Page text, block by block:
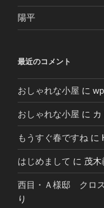
陽平
最近のコメント
おしゃれな小屋 に
おしゃれな小屋 に
もうすぐ春ですね に
はじめまして に 茂木
西目・Ａ様邸 クロ
り